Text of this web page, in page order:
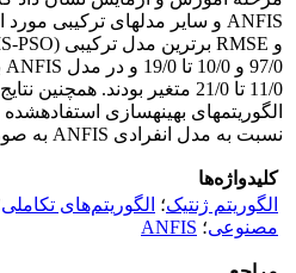
11/0 تا 21/0 متغیر بودند.
نسبت به مدل انفرادی ANFIS به صورت معنی­داری بهبود نمی­بخشد.
کلیدواژه‌ها
الگوریتم ژنتیک؛ الگوریتم‌های تکاملی
مصنوعی؛ ANFIS